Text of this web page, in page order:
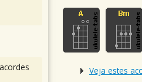
Veja estes
acordes